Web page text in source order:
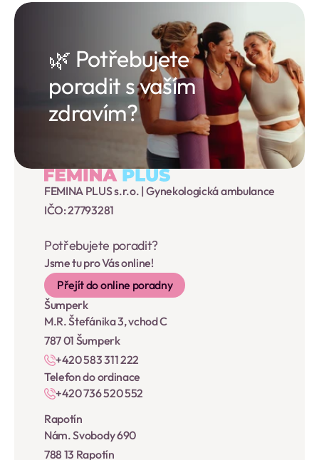
🌿 Potřebujete
poradit s vaším
zdravím?
FEMINA PLUS s.r.o. | Gynekologická ambulance
IČO: 27793281
Potřebujete poradit?
Jsme tu pro Vás online!
Přejít do online poradny
Šumperk
M.R. Štefánika 3, vchod C
787 01 Šumperk
+420 583 311 222
Telefon do ordinace
+420 736 520 552
Rapotín
Nám. Svobody 690
788 13 Rapotín